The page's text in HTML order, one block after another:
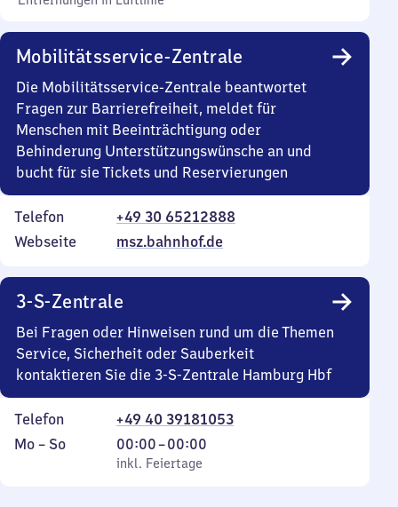
Mobilitätsservice-Zentrale
Die Mobilitätsservice-Zentrale beantwortet
Fragen zur Barrierefreiheit, meldet für
Menschen mit Beeinträchtigung oder
Behinderung Unterstützungswünsche an und
bucht für sie Tickets und Reservierungen
Telefon
+49 30 65212888
Webseite
msz.bahnhof.de
3-S-Zentrale
Bei Fragen oder Hinweisen rund um die Themen
Service, Sicherheit oder Sauberkeit
kontaktieren Sie die 3-S-Zentrale Hamburg Hbf
Telefon
+49 40 39181053
Montag
Mo – So,
inkl. Feiertage
00:00–00:00
Von
0
inkl. Feiertage